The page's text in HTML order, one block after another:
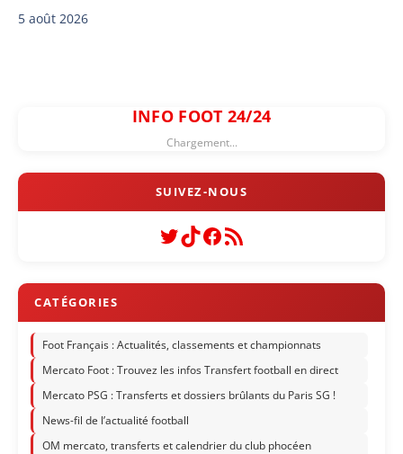
5 août 2026
INFO FOOT 24/24
Chargement...
Twitter
TikTok
Facebook
Flux RSS
Foot Français : Actualités, classements et championnats
Mercato Foot : Trouvez les infos Transfert football en direct
Mercato PSG : Transferts et dossiers brûlants du Paris SG !
News-fil de l’actualité football
OM mercato, transferts et calendrier du club phocéen